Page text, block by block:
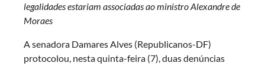
legalidades estariam associadas ao ministro Alexandre de
Moraes
A senadora Damares Alves (Republicanos-DF)
protocolou, nesta quinta-feira (7), duas denúncias